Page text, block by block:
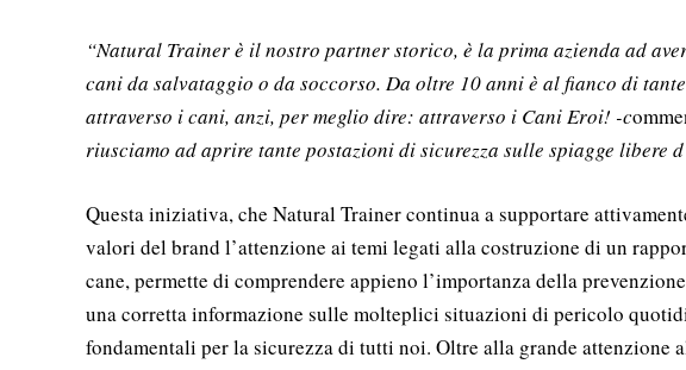
“Natural Trainer è il nostro partner storico, è la prima azienda ad
cani da salvataggio o da soccorso. Da oltre 10 anni è al fianco di
attraverso i cani, anzi, per meglio dire: attraverso i Cani Eroi! -c
riusciamo ad aprire tante postazioni di sicurezza sulle spiagge libere
Questa iniziativa, che Natural Trainer continua a supportare
valori del brand l’attenzione ai temi legati alla costruzione di un
cane, permette di comprendere appieno l’importanza della
una corretta informazione sulle molteplici situazioni di pericolo
fondamentali per la sicurezza di tutti noi. Oltre alla grande attenzione